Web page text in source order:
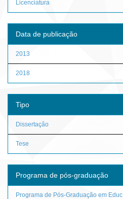
Licenciatura
Data de publicação
2013
2018
Tipo
Dissertação
Tese
Programa de pós-graduação
Programa de Pós-Graduação em Educ...